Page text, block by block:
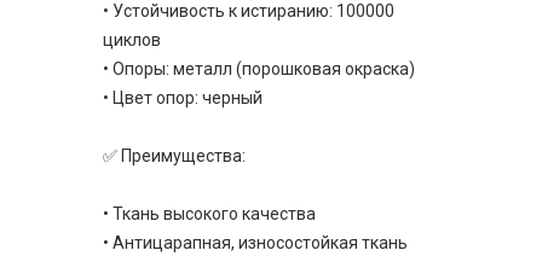
• Устойчивость к истиранию: 100000
циклов
• Опоры: металл (порошковая окраска)
• Цвет опор: черный
✅ Преимущества:
• Ткань высокого качества
• Антицарапная, износостойкая ткань